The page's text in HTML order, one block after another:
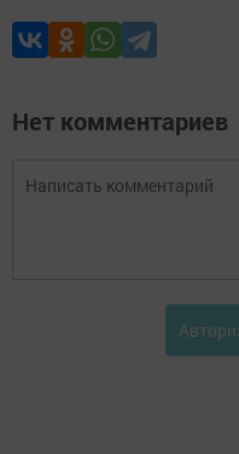
Нет комментариев